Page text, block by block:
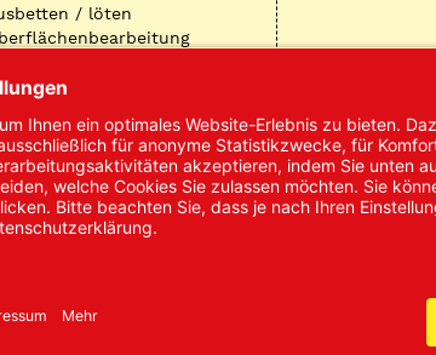
/ löten
/
(Labor)